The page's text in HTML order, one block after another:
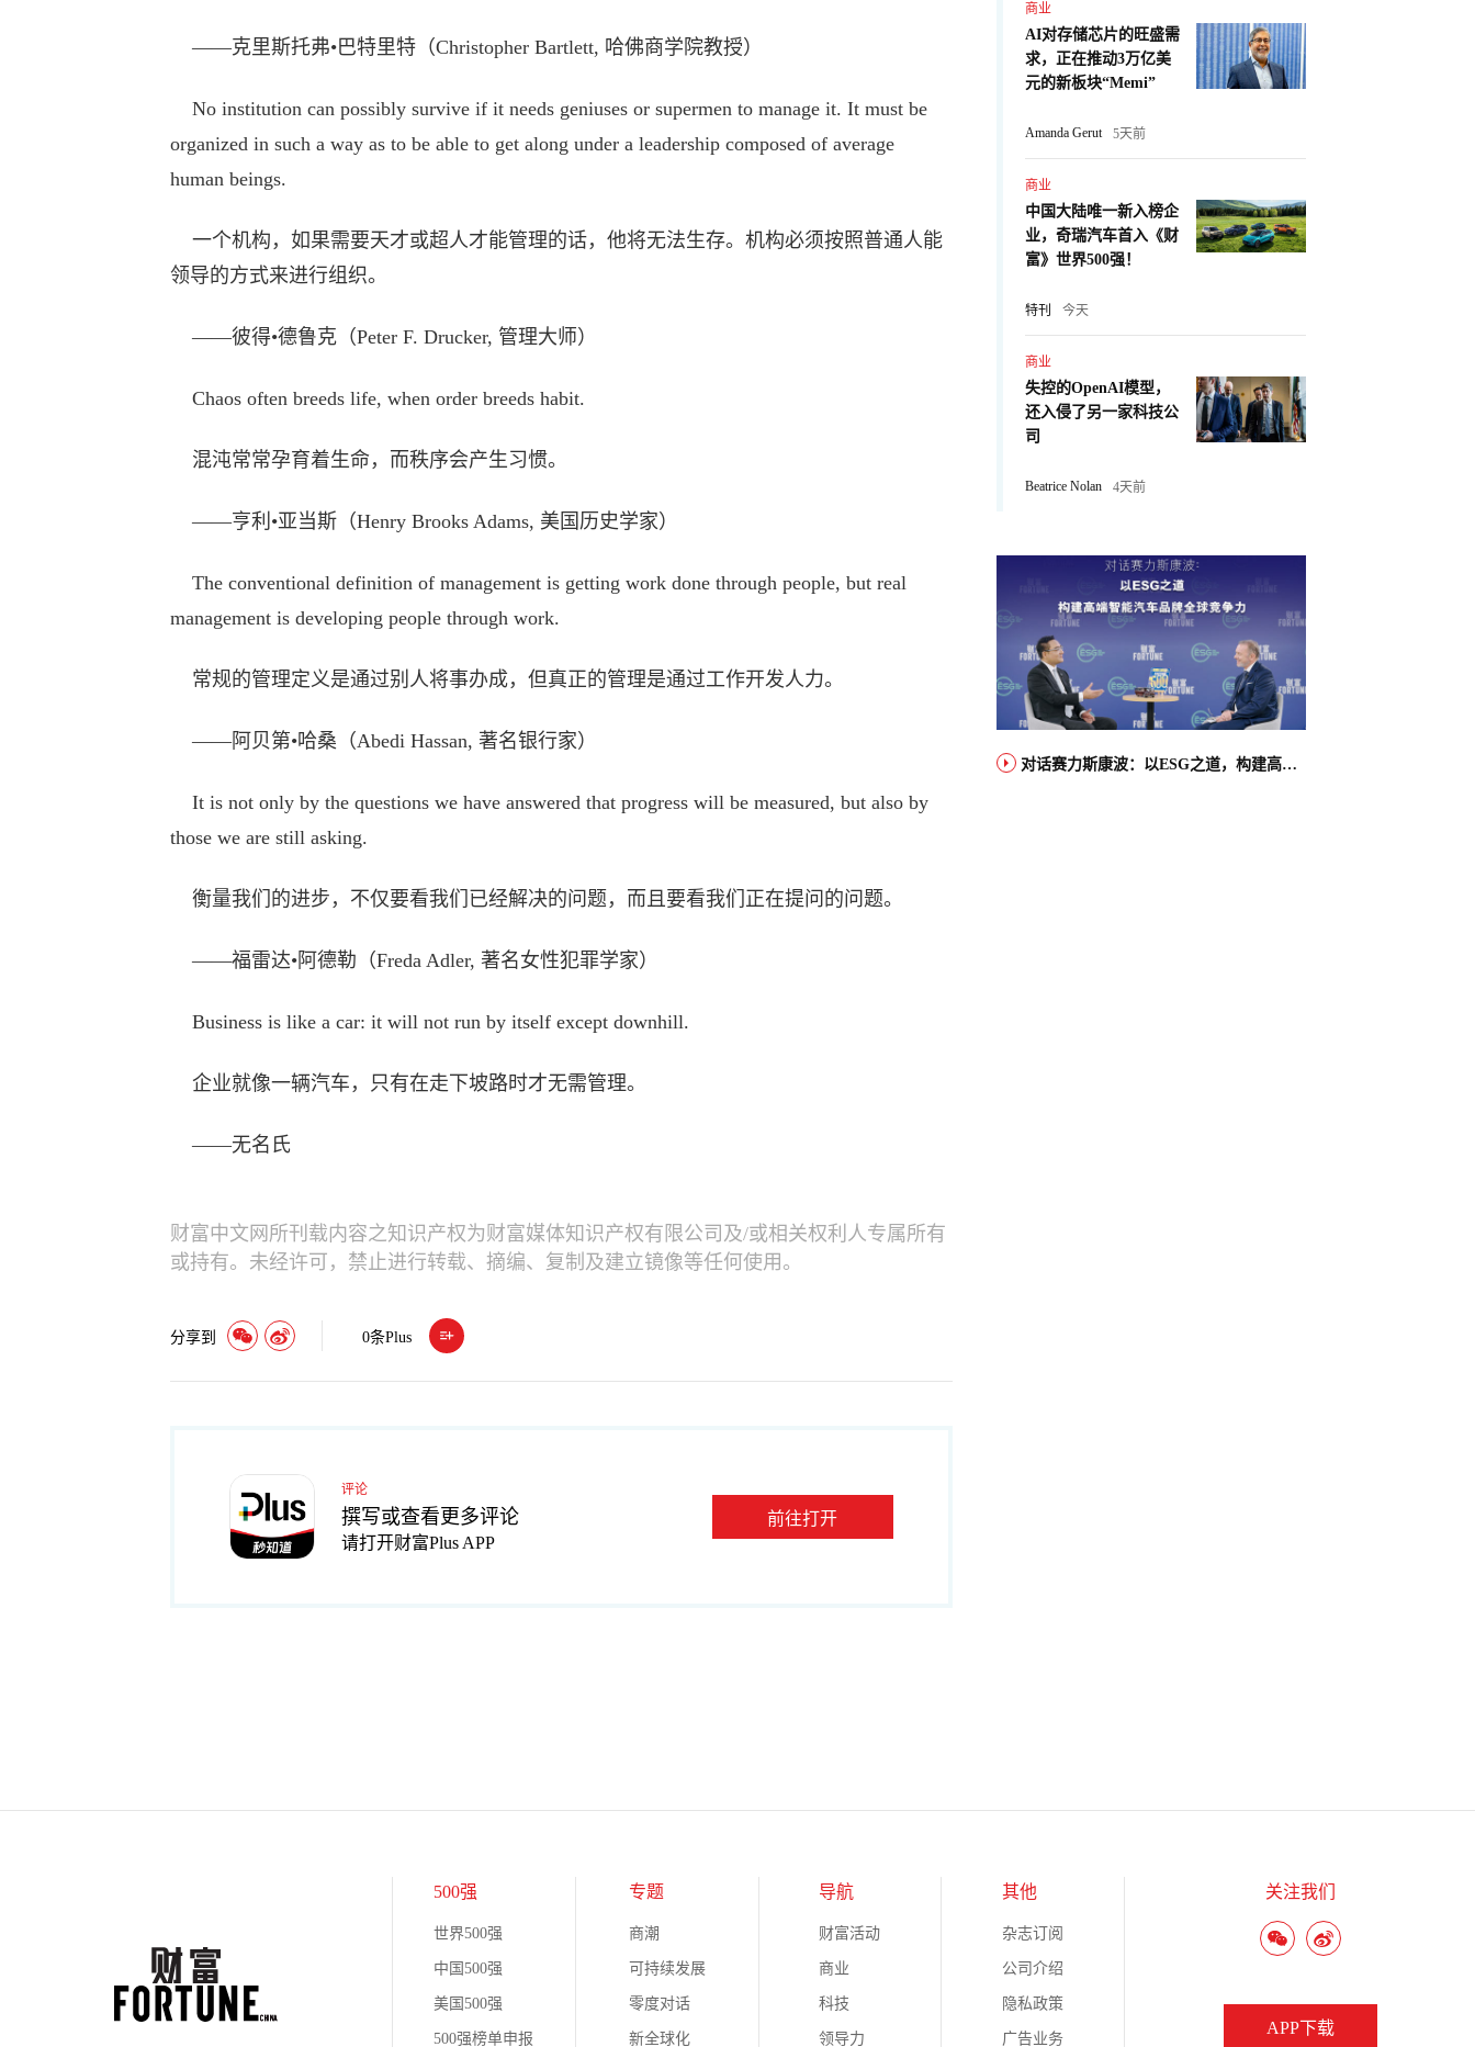
——克里斯托弗•巴特里特（Christopher Bartlett, 哈佛商学院教授）
No institution can possibly survive if it needs geniuses or supermen to manage it. It must be
organized in such a way as to be able to get along under a leadership composed of average
human beings.
一个机构，如果需要天才或超人才能管理的话，他将无法生存。机构必须按照普通人能
领导的方式来进行组织。
——彼得•德鲁克（Peter F. Drucker, 管理大师）
Chaos often breeds life, when order breeds habit.
混沌常常孕育着生命，而秩序会产生习惯。
——亨利•亚当斯（Henry Brooks Adams, 美国历史学家）
The conventional definition of management is getting work done through people, but real
management is developing people through work.
常规的管理定义是通过别人将事办成，但真正的管理是通过工作开发人力。
——阿贝第•哈桑（Abedi Hassan, 著名银行家）
It is not only by the questions we have answered that progress will be measured, but also by
those we are still asking.
衡量我们的进步，不仅要看我们已经解决的问题，而且要看我们正在提问的问题。
——福雷达•阿德勒（Freda Adler, 著名女性犯罪学家）
Business is like a car: it will not run by itself except downhill.
企业就像一辆汽车，只有在走下坡路时才无需管理。
——无名氏
财富中文网所刊载内容之知识产权为财富媒体知识产权有限公司及/或相关权利人专属所有
或持有。未经许可，禁止进行转载、摘编、复制及建立镜像等任何使用。
分享到 0条Plus
评论
撰写或查看更多评论
请打开财富Plus APP
前往打开
商业
AI对存储芯片的旺盛需
求，正在推动3万亿美
元的新板块“Memi”
Amanda Gerut 5天前
商业
中国大陆唯一新入榜企
业，奇瑞汽车首入《财
富》世界500强！
特刊 今天
商业
失控的OpenAI模型，
还入侵了另一家科技公
司
Beatrice Nolan 4天前
对话赛力斯康波：以ESG之道，构建高端智能汽车品牌全球竞争力
500强
世界500强
中国500强
美国500强
500强榜单申报
专题
商潮
可持续发展
零度对话
新全球化
导航
财富活动
商业
科技
领导力
其他
杂志订阅
公司介绍
隐私政策
广告业务
关注我们
APP下载